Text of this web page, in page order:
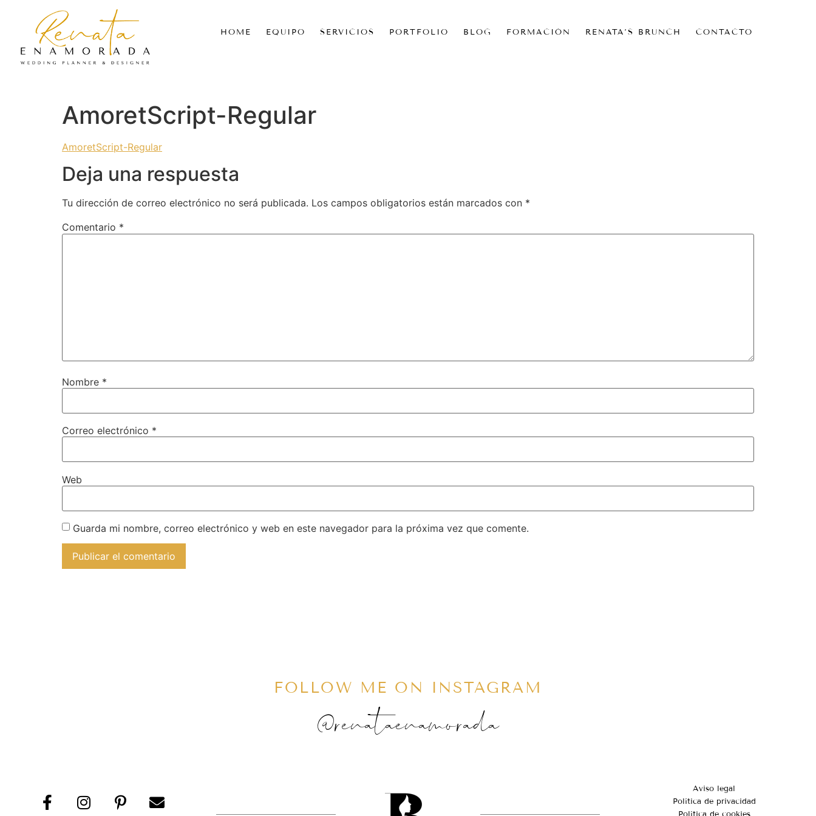
HOME EQUIPO SERVICIOS PORTFOLIO BLOG FORMACIÓN RENATA’S BRUNCH CONTACTO
AmoretScript-Regular
AmoretScript-Regular
Deja una respuesta
Tu dirección de correo electrónico no será publicada. Los campos obligatorios están marcados con *
Comentario *
Nombre *
Correo electrónico *
Web
Guarda mi nombre, correo electrónico y web en este navegador para la próxima vez que comente.
FOLLOW ME ON INSTAGRAM
@renataenamorada
Aviso legal
Política de privacidad